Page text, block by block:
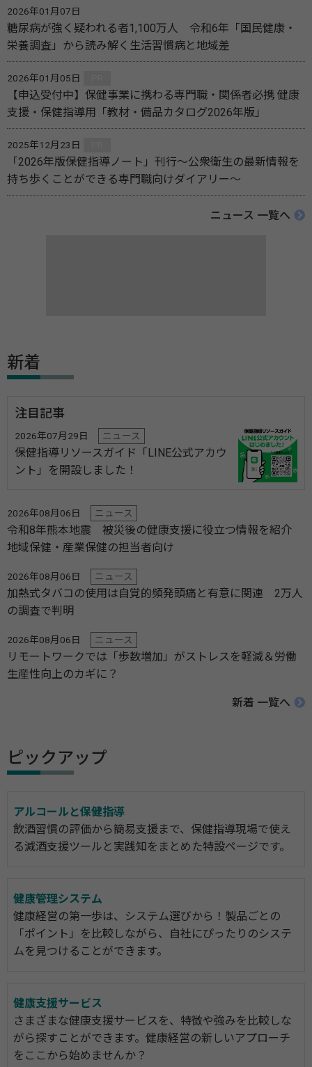
2026年01月07日
糖尿病が強く疑われる者1,100万人 令和6年「国民健康・
栄養調査」から読み解く生活習慣病と地域差
2026年01月05日
【申込受付中】保健事業に携わる専門職・関係者必携 健康
支援・保健指導用「教材・備品カタログ2026年版」
2025年12月23日
「2026年版保健指導ノート」刊行～公衆衛生の最新情報を
持ち歩くことができる専門職向けダイアリー～
ニュース 一覧へ
新着
注目記事
2026年07月29日 ニュース
保健指導リソースガイド「LINE公式アカウ
ント」を開設しました！
2026年08月06日 ニュース
令和8年熊本地震 被災後の健康支援に役立つ情報を紹介
地域保健・産業保健の担当者向け
2026年08月06日 ニュース
加熱式タバコの使用は自覚的頻発頭痛と有意に関連 2万人
の調査で判明
2026年08月06日 ニュース
リモートワークでは「歩数増加」がストレスを軽減＆労働
生産性向上のカギに？
新着 一覧へ
ピックアップ
アルコールと保健指導
飲酒習慣の評価から簡易支援まで、保健指導現場で使え
る減酒支援ツールと実践知をまとめた特設ページです。
健康管理システム
健康経営の第一歩は、システム選びから！製品ごとの
「ポイント」を比較しながら、自社にぴったりのシステ
ムを見つけることができます。
健康支援サービス
さまざまな健康支援サービスを、特徴や強みを比較しな
がら探すことができます。健康経営の新しいアプローチ
をここから始めませんか？